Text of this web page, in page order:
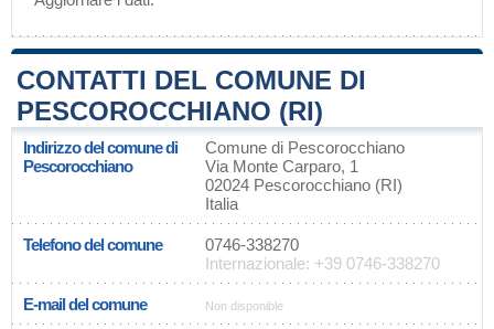
CONTATTI DEL COMUNE DI
PESCOROCCHIANO (RI)
Indirizzo del comune di
Pescorocchiano
Comune di Pescorocchiano
Via Monte Carparo, 1
02024 Pescorocchiano (RI)
Italia
Telefono del comune
0746-338270
Internazionale: +39 0746-338270
E-mail del comune Non disponible